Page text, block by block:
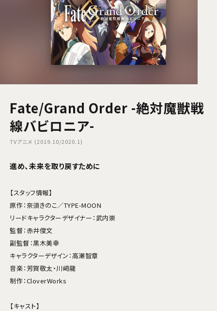
Fate/Grand Order -絶対魔獣戦
線バビロニア-
TVアニメ (2019.10/2020.1)
進め、未来を取り戻すために
【スタッフ情報】
原作：奈須きのこ／TYPE-MOON
リードキャラクターデザイナー：武内崇
監督：赤井俊文
副監督：黒木美幸
キャラクターデザイン：高瀬智章
音楽：芳賀敬太・川﨑龍
制作：CloverWorks
【キャスト】